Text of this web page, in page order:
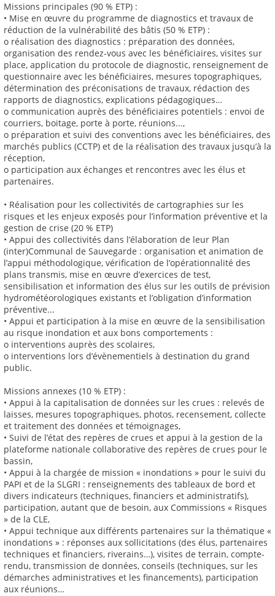
Missions principales (90 % ETP) :
• Mise en œuvre du programme de diagnostics et travaux de
réduction de la vulnérabilité des bâtis (50 % ETP) :
o réalisation des diagnostics : préparation des données,
organisation des rendez-vous avec les bénéficiaires, visites sur
place, application du protocole de diagnostic, renseignement de
questionnaire avec les bénéficiaires, mesures topographiques,
détermination des préconisations de travaux, rédaction des
rapports de diagnostics, explications pédagogiques…
o communication auprès des bénéficiaires potentiels : envoi de
courriers, boitage, porte à porte, réunions...,
o préparation et suivi des conventions avec les bénéficiaires, des
marchés publics (CCTP) et de la réalisation des travaux jusqu’à la
réception,
o participation aux échanges et rencontres avec les élus et
partenaires.
• Réalisation pour les collectivités de cartographies sur les
risques et les enjeux exposés pour l’information préventive et la
gestion de crise (20 % ETP)
• Appui des collectivités dans l’élaboration de leur Plan
(inter)Communal de Sauvegarde : organisation et animation de
l’appui méthodologique, vérification de l’opérationnalité des
plans transmis, mise en œuvre d’exercices de test,
sensibilisation et information des élus sur les outils de prévision
hydrométéorologiques existants et l’obligation d’information
préventive...
• Appui et participation à la mise en œuvre de la sensibilisation
au risque inondation et aux bons comportements :
o interventions auprès des scolaires,
o interventions lors d’évènementiels à destination du grand
public.
Missions annexes (10 % ETP) :
• Appui à la capitalisation de données sur les crues : relevés de
laisses, mesures topographiques, photos, recensement, collecte
et traitement des données et témoignages,
• Suivi de l’état des repères de crues et appui à la gestion de la
plateforme nationale collaborative des repères de crues pour le
bassin,
• Appui à la chargée de mission « inondations » pour le suivi du
PAPI et de la SLGRI : renseignements des tableaux de bord et
divers indicateurs (techniques, financiers et administratifs),
participation, autant que de besoin, aux Commissions « Risques
» de la CLE,
• Appui technique aux différents partenaires sur la thématique «
inondations » : réponses aux sollicitations (des élus, partenaires
techniques et financiers, riverains…), visites de terrain, compte-
rendu, transmission de données, conseils (techniques, sur les
démarches administratives et les financements), participation
aux réunions…